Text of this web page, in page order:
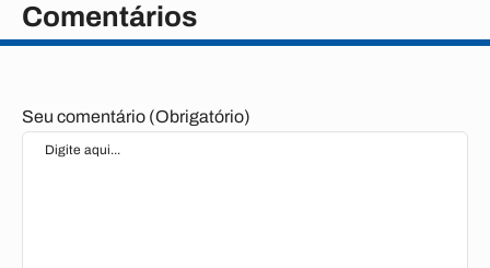
Comentários
Seu comentário (Obrigatório)